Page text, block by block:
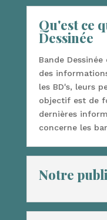
Qu'est ce
Dessinée
Bande
des
les BD's, leurs
objectif est de
dernières
concerne les
Notre